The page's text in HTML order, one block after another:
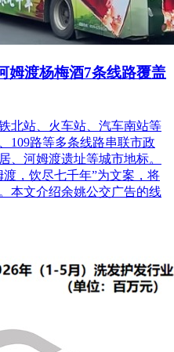
姆渡杨梅酒7条线路覆盖
北站、火车站、汽车南站等
109路等多条线路串联市政
、河姆渡遗址等城市地标。
，饮尽七千年”为文案，将
本文介绍余姚公交广告的线